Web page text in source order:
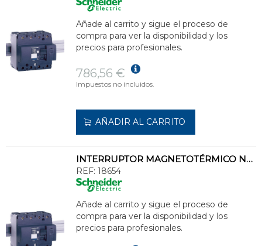
Añade al carrito y sigue el proceso de
compra para ver la disponibilidad y los
precios para profesionales.
786,56 €
Impuestos no incluidos.
AÑADIR AL CARRITO
INTERRUPTOR MAGNETOTÉRMICO NG125N 4P 40A CURVA-C
REF: 18654
Añade al carrito y sigue el proceso de
compra para ver la disponibilidad y los
precios para profesionales.